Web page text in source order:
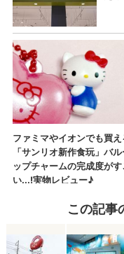
この記事